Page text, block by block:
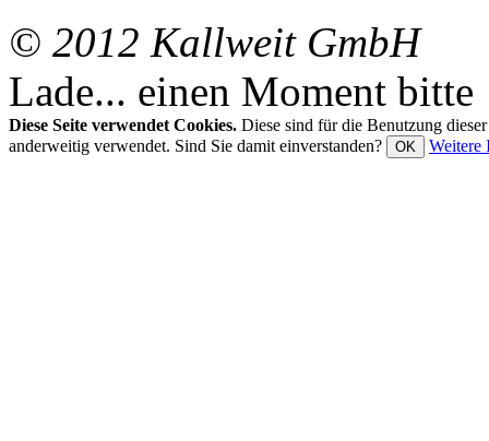
© 2012 Kallweit GmbH
Lade... einen Moment bitte
Diese Seite verwendet Cookies. Diese sind für die Benutzung
anderweitig verwendet. Sind Sie damit einverstanden?
OK Weitere